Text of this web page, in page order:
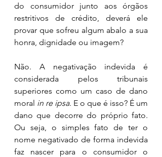
do consumidor junto aos órgãos
restritivos de crédito, deverá ele
provar que sofreu algum abalo a sua
honra, dignidade ou imagem?
Não. A negativação indevida é
considerada pelos tribunais
superiores como um caso de dano
moral in re ipsa. E o que é isso? É um
dano que decorre do próprio fato.
Ou seja, o simples fato de ter o
nome negativado de forma indevida
faz nascer para o consumidor o